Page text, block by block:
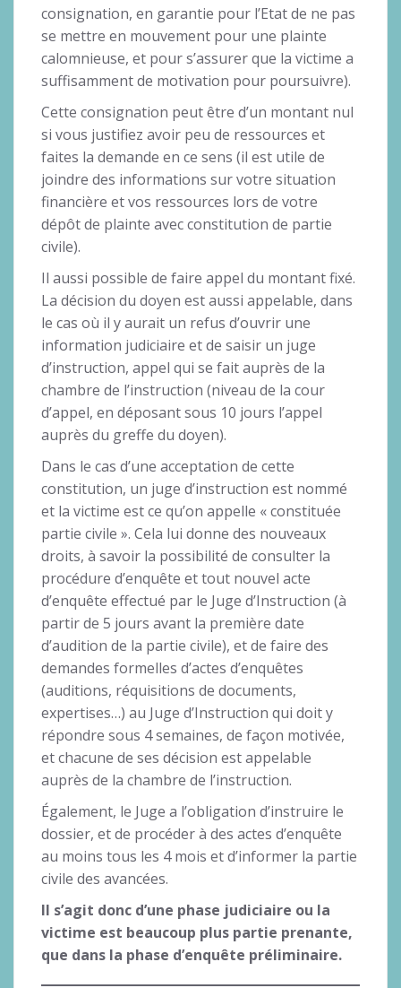
consignation, en garantie pour l’Etat de ne pas
se mettre en mouvement pour une plainte
calomnieuse, et pour s’assurer que la victime a
suffisamment de motivation pour poursuivre).
Cette consignation peut être d’un montant nul
si vous justifiez avoir peu de ressources et
faites la demande en ce sens (il est utile de
joindre des informations sur votre situation
financière et vos ressources lors de votre
dépôt de plainte avec constitution de partie
civile).
Il aussi possible de faire appel du montant fixé.
La décision du doyen est aussi appelable, dans
le cas où il y aurait un refus d’ouvrir une
information judiciaire et de saisir un juge
d’instruction, appel qui se fait auprès de la
chambre de l’instruction (niveau de la cour
d’appel, en déposant sous 10 jours l’appel
auprès du greffe du doyen).
Dans le cas d’une acceptation de cette
constitution, un juge d’instruction est nommé
et la victime est ce qu’on appelle « constituée
partie civile ». Cela lui donne des nouveaux
droits, à savoir la possibilité de consulter la
procédure d’enquête et tout nouvel acte
d’enquête effectué par le Juge d’Instruction (à
partir de 5 jours avant la première date
d’audition de la partie civile), et de faire des
demandes formelles d’actes d’enquêtes
(auditions, réquisitions de documents,
expertises…) au Juge d’Instruction qui doit y
répondre sous 4 semaines, de façon motivée,
et chacune de ses décision est appelable
auprès de la chambre de l’instruction.
Également, le Juge a l’obligation d’instruire le
dossier, et de procéder à des actes d’enquête
au moins tous les 4 mois et d’informer la partie
civile des avancées.
Il s’agit donc d’une phase judiciaire ou la
victime est beaucoup plus partie prenante,
que dans la phase d’enquête préliminaire.